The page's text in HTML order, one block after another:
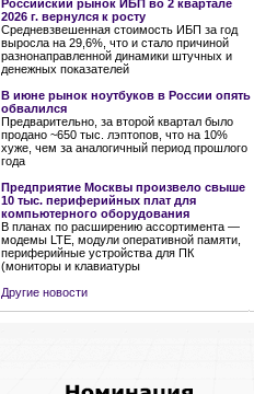
Российский рынок ИБП во 2 квартале
2026 г. вернулся к росту
Средневзвешенная стоимость ИБП за год
выросла на 29,6%, что и стало причиной
разнонаправленной динамики штучных и
денежных показателей
В июне рынок ноутбуков в России опять
обвалился
Предварительно, за второй квартал было
продано ~650 тыс. лэптопов, что на 10%
хуже, чем за аналогичный период прошлого
года
Предприятие Москвы произвело свыше
10 тыс. периферийных плат для
компьютерного оборудования
В планах по расширению ассортимента —
модемы LTE, модули оперативной памяти,
периферийные устройства для ПК
(мониторы и клавиатуры
Другие новости